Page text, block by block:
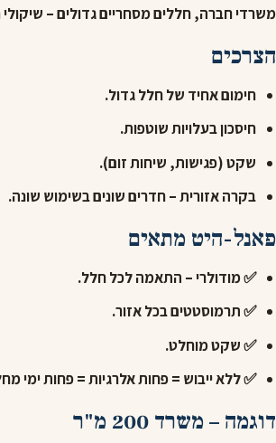
משרדי חברה, חללים מסחריים גדולים – שיקולי
הצרכים
חימום אחיד של חלל גדול.
חיסכון בעלויות שוטפות.
שקט (פגישות, שיחות זום).
בקרה אזורית – חדרים שונים בשימוש שונה.
פאנל-היט מתאים
✅ מודולרי – התאמה לכל חלל.
✅ תרמוסטטים בכל אזור.
✅ שקט מוחלט.
✅ ללא ייבוש = פחות אלרגיות = פחות ימי
דוגמה – משרד 200 מ"ר